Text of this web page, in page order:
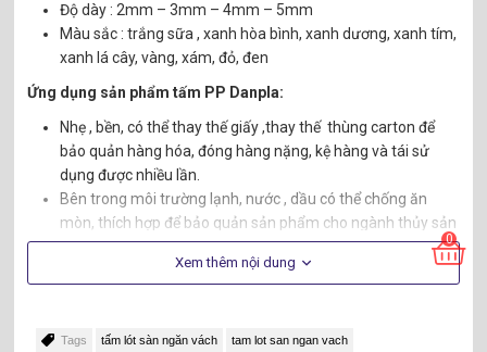
Độ dày : 2mm – 3mm – 4mm – 5mm
Màu sắc : trắng sữa , xanh hòa bình, xanh dương, xanh tím,
xanh lá cây, vàng, xám, đỏ, đen
Ứng dụng sản phẩm tấm PP Danpla:​
Nhẹ , bền, có thể thay thế giấy ,thay thế thùng carton để
bảo quản hàng hóa, đóng hàng nặng, kệ hàng và tái sử
dụng được nhiều lần.
Bên trong môi trường lạnh, nước , dầu có thể chống ăn
mòn, thích hợp để bảo quản sản phẩm cho ngành thủy sản
– hải sản, thực phẩm , sản phẩm các ngành công nghiệp,
Tính năng chống tỉnh điện có thể sử dụng trong ngành
không đáng kể nên có hiệu quả tốt với mục đích cách nhiệt
Xem thêm nội dung
Tags tấm lót sàn ngăn vách tam lot san ngan vach
0